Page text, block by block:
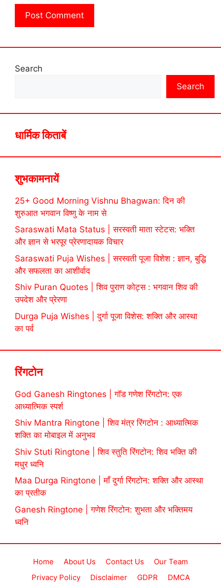
Search
Search
धार्मिक किताबें
शुभकामनायें
25+ Good Morning Vishnu Bhagwan: दिन की
शुरुआत भगवान विष्णु के नाम से
Saraswati Mata Status | सरस्वती माता स्टेटस: भक्ति
और ज्ञान से भरपूर प्रेरणादायक विचार
Saraswati Puja Wishes | सरस्वती पूजा विशेश : ज्ञान, बुद्धि
और सफलता का आशीर्वाद
Shiv Puran Quotes | शिव पुराण कोट्स : भगवान शिव की
उपदेश और प्रेरणा
Durga Puja Wishes | दुर्गा पूजा विशेस: शक्ति और आस्था
का पर्व
रिंगटोन
God Ganesh Ringtones | गॉड गणेश रिंगटोन: एक
आध्यात्मिक स्पर्श
Shiv Mantra Ringtone | शिव मंत्र रिंगटोन : आध्यात्मिक
शक्ति का मोबाइल में अनुभव
Shiv Stuti Ringtone | शिव स्तुति रिंगटोन: शिव भक्ति की
मधुर ध्वनि
Maa Durga Ringtone | माँ दुर्गा रिंगटोन: शक्ति और आस्था
का प्रतीक
Ganesh Ringtone | गणेश रिंगटोन: शुभता और भक्तिमय
ध्वनि
Home About Us Contact Us
Our Team
Privacy Policy
Disclaimer GDPR DMCA